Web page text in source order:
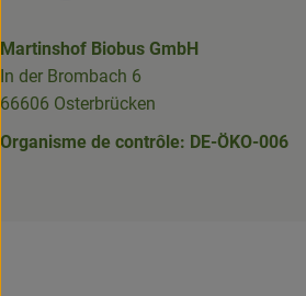
Martinshof Biobus GmbH
In der Brombach 6
66606 Osterbrücken
Organisme de contrôle: DE-ÖKO-006